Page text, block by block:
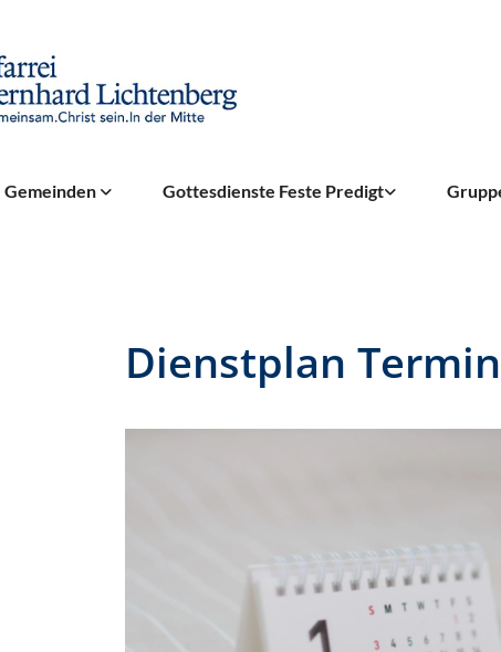
Gemeinden Gottesdienste Feste Predigt
Dienstplan Termin